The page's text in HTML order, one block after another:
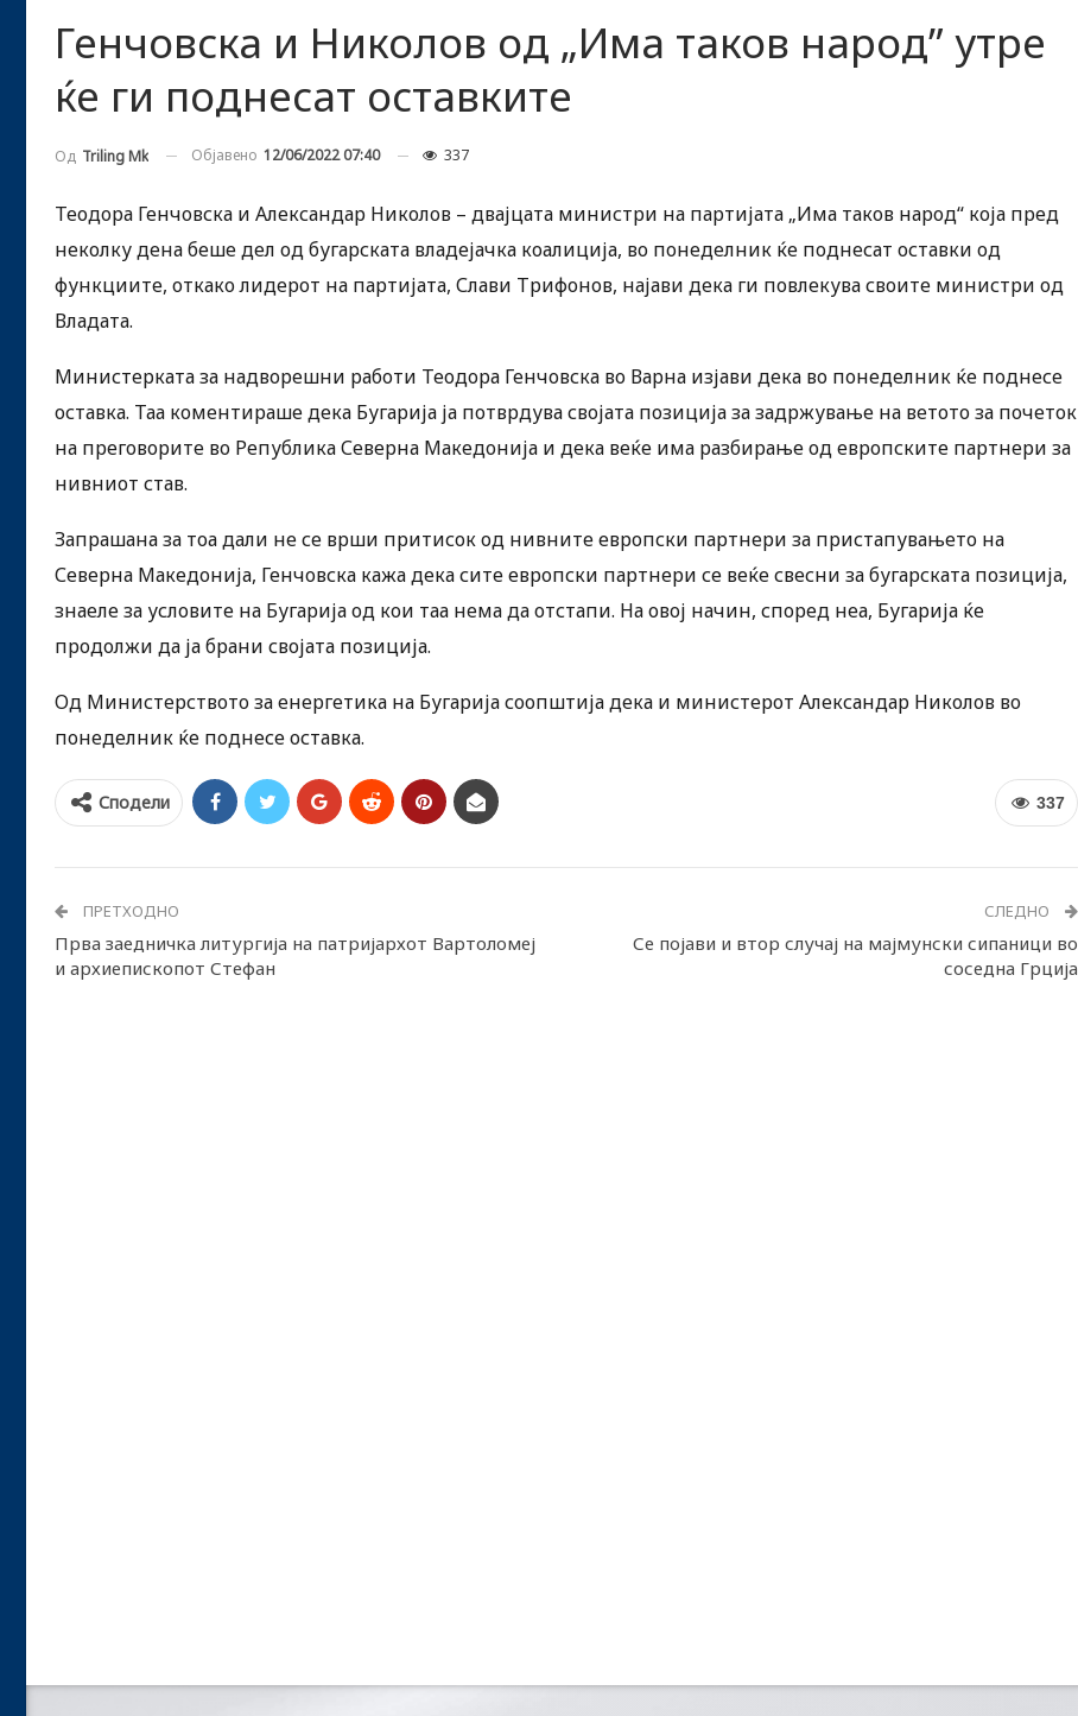
Генчовска и Николов од „Има таков народ” утре
ќе ги поднесат оставките
Од Triling Mk Објавено 12/06/2022 07:40 337
Теодора Генчовска и Александар Николов – двајцата министри на партијата „Има таков народ“ која пред
неколку дена беше дел од бугарската владејачка коалиција, во понеделник ќе поднесат оставки од
функциите, откако лидерот на партијата, Слави Трифонов, најави дека ги повлекува своите министри од
Владата.
Министерката за надворешни работи Теодора Генчовска во Варна изјави дека во понеделник ќе поднесе
оставка. Таа коментираше дека Бугарија ја потврдува својата позиција за задржување на ветото за почеток
на преговорите во Република Северна Македонија и дека веќе има разбирање од европските партнери за
нивниот став.
Запрашана за тоа дали не се врши притисок од нивните европски партнери за пристапувањето на
Северна Македонија, Генчовска кажа дека сите европски партнери се веќе свесни за бугарската позиција,
знаеле за условите на Бугарија од кои таа нема да отстапи. На овој начин, според неа, Бугарија ќе
продолжи да ја брани својата позиција.
Од Министерството за енергетика на Бугарија соопштија дека и министерот Александар Николов во
понеделник ќе поднесе оставка.
337
Сподели
ПРЕТХОДНО
Прва заедничка литургија на патријархот Вартоломеј
и архиепископот Стефан
СЛЕДНО
Се појави и втор случај на мајмунски сипаници во
соседна Грција